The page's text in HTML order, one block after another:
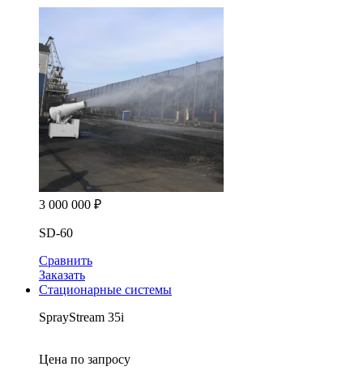
3 000 000 ₽
SD-60
Сравнить
Заказать
Стационарные системы
SprayStream 35i
Цена по запросу